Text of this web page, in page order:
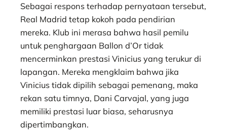
Sebagai respons terhadap pernyataan tersebut,
Real Madrid tetap kokoh pada pendirian
mereka. Klub ini merasa bahwa hasil pemilu
untuk penghargaan Ballon d’Or tidak
mencerminkan prestasi Vinicius yang terukur di
lapangan. Mereka mengklaim bahwa jika
Vinicius tidak dipilih sebagai pemenang, maka
rekan satu timnya, Dani Carvajal, yang juga
memiliki prestasi luar biasa, seharusnya
dipertimbangkan.